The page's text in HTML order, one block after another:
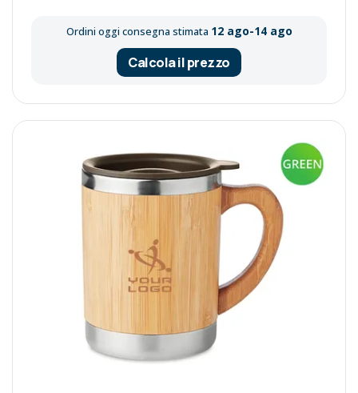
Ordini oggi consegna stimata 12 ago-14 ago
Calcola il prezzo